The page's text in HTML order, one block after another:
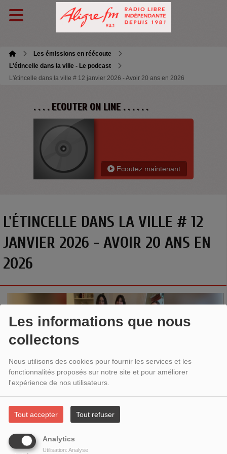
Les informations que nous
collectons
Nous utilisons des cookies pour fournir les services et les
fonctionnalités proposés sur notre site et pour améliorer
l'expérience de nos utilisateurs.
Tout accepter Tout refuser
Analytics
Utilisation: Analyse
Les émissions en réécoute
L'étincelle dans la ville - Le podcast
L'étincelle dans la ville # 12 janvier 2026 - Avoir 20 ans en 2026
. . . . ECOUTER ON LINE . . . . . .
Ecoutez maintenant
L'ÉTINCELLE DANS LA VILLE # 12
JANVIER 2026 - AVOIR 20 ANS EN
2026
L'ÉTINCELLE DANS LA VILLE # 73 - SPÉCIALE SEMAINE
THÉMATIQUE SUR "AVOIR 20 ANS EN 2026"